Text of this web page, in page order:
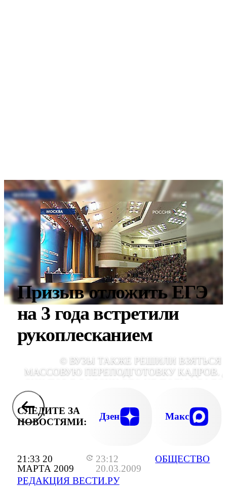
21:33 20
МАРТА 2009
23:12
20.03.2009
РЕДАКЦИЯ ВЕСТИ.РУ
ОБЩЕСТВО
Призыв отложить ЕГЭ
на 3 года встретили
рукоплесканием
© ВУЗЫ ТАКЖЕ РЕШИЛИ ВЗЯТЬСЯ
МАССОВУЮ ПЕРЕПОДГОТОВКУ КАДРОВ.
СЛЕДИТЕ ЗА
НОВОСТЯМИ:
Дзен Макс